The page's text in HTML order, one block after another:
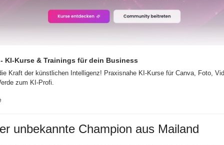
KI-Kurse & Trainings für dein Business
Kraft der künstlichen Intelligenz! Praxisnahe KI-Kurse für Canva, Foto,
zum KI-Profi.
unbekannte Champion aus Mailand